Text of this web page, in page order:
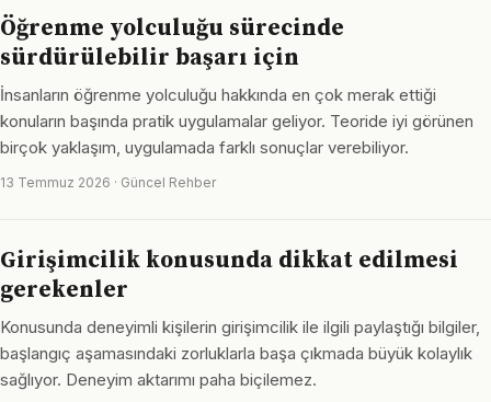
Öğrenme yolculuğu sürecinde
sürdürülebilir başarı için
İnsanların öğrenme yolculuğu hakkında en çok merak ettiği
konuların başında pratik uygulamalar geliyor. Teoride iyi görünen
birçok yaklaşım, uygulamada farklı sonuçlar verebiliyor.
13 Temmuz 2026 · Güncel Rehber
Girişimcilik konusunda dikkat edilmesi
gerekenler
Konusunda deneyimli kişilerin girişimcilik ile ilgili paylaştığı bilgiler,
başlangıç aşamasındaki zorluklarla başa çıkmada büyük kolaylık
sağlıyor. Deneyim aktarımı paha biçilemez.